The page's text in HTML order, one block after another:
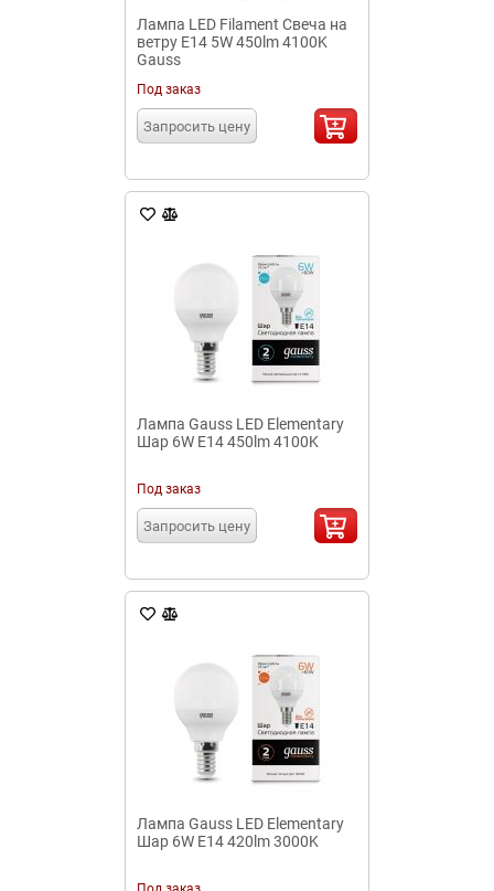
Лампа LED Filament Свеча на
ветру E14 5W 450lm 4100K
Gauss
Под заказ
Запросить цену
Лампа Gauss LED Elementary
Шар 6W E14 450lm 4100K
Под заказ
Запросить цену
Лампа Gauss LED Elementary
Шар 6W E14 420lm 3000K